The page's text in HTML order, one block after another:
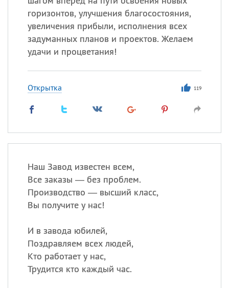
горизонтов, улучшения благосостояния,
увеличения прибыли, исполнения всех
задуманных планов и проектов. Желаем
удачи и процветания!
Открытка 119
Наш Завод известен всем,
Все заказы — без проблем.
Производство — высший класс,
Вы получите у нас!
И в завода юбилей,
Поздравляем всех людей,
Кто работает у нас,
Трудится кто каждый час.